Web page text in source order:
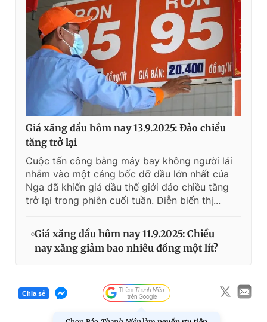
Giá xăng dầu hôm nay 13.9.2025: Đảo chiều
tăng trở lại
Cuộc tấn công bằng máy bay không người lái
nhắm vào một cảng bốc dỡ dầu lớn nhất của
Nga đã khiến giá dầu thế giới đảo chiều tăng
trở lại trong phiên cuối tuần. Diễn biến thị...
Giá xăng dầu hôm nay 11.9.2025: Chiều
nay xăng giảm bao nhiêu đồng một lít?
Chia sẻ